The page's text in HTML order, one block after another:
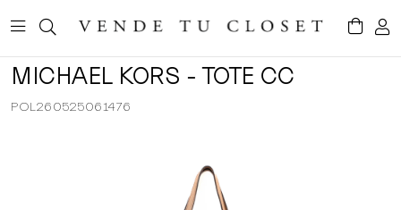
MICHAEL KORS - TOTE CC
POL260525061476